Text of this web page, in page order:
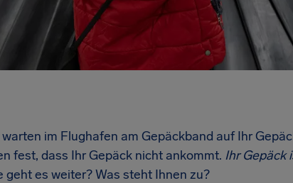
im Flughafen am Gepäckband auf Ihr
fest, dass Ihr Gepäck nicht ankommt. Ihr Gepäck
geht es weiter? Was steht Ihnen zu?